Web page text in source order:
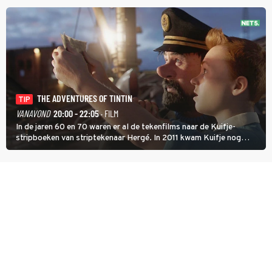
TIP
THE ADVENTURES OF TINTIN
VANAVOND 20:00 - 22:05· FILM
In de jaren 60 en 70 waren er al de tekenfilms naar de Kuifje-
stripboeken van striptekenaar Hergé. In 2011 kwam Kuifje nog
meer tot leven in The Adventures of Tintin van Steven Spielberg.